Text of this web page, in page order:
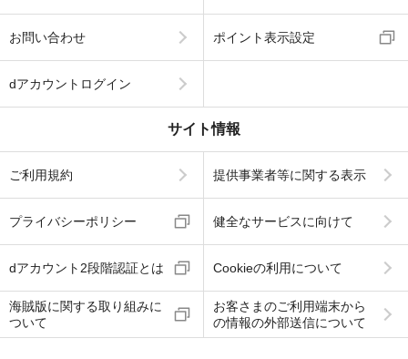
お問い合わせ ポイント表示設定
dアカウントログイン
サイト情報
ご利用規約 提供事業者等に関する表示
プライバシーポリシー 健全なサービスに向けて
dアカウント2段階認証とは Cookieの利用について
海賊版に関する取り組みに
ついて
お客さまのご利用端末から
の情報の外部送信について